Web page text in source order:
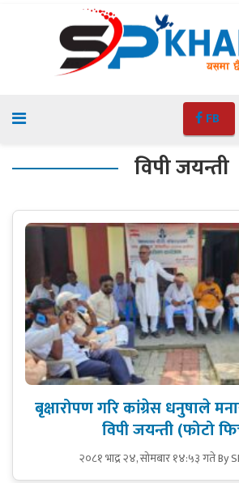
FB
विपी जयन्ती
बृक्षारोपण गरि कांग्रेस धनुषाले
विपी जयन्ती (फोटो
२०८१ भाद्र २४, सोमबार १४:५३ गतेBy